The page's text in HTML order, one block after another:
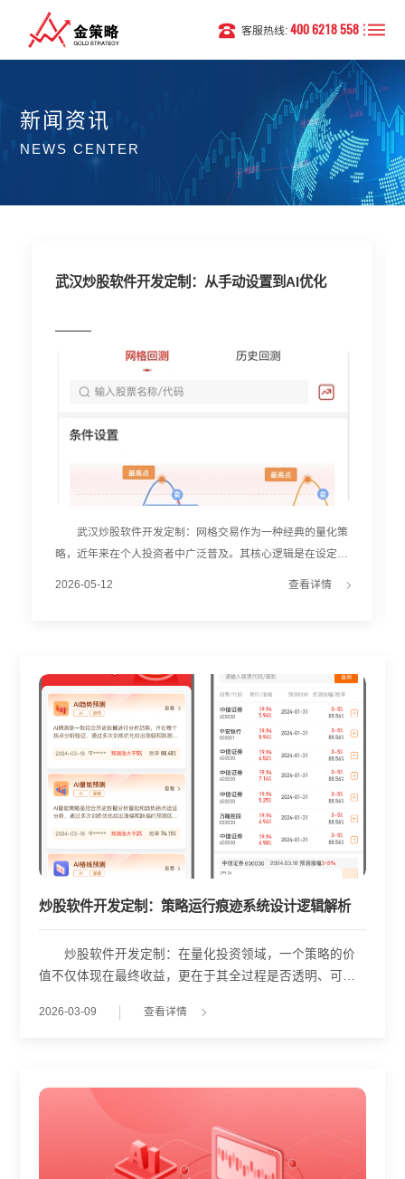
客服热线: 400 6218 558
新闻资讯
NEWS CENTER
武汉炒股软件开发定制：从手动设置到AI优化
武汉炒股软件开发定制：网格交易作为一种经典的量化策
略，近年来在个人投资者中广泛普及。其核心逻辑是在设定价
枢，AI能推荐最优的网格间距与仓位分配，提升策略稳定性。
部分平台已实现“智能回测+参数推荐”一体化服务。用户
只需输入标的代码，系统即可自动完成过
2026-05-12 查看详情
炒股软件开发定制：策略运行痕迹系统设计逻辑解析
炒股软件开发定制：在量化投资领域，一个策略的价
值不仅体现在最终收益，更在于其全过程是否透明、可
抽象的交易逻辑转化为具象的操作留痕体系，为开发者与
年)”策略显示累计收益-27.54%，但胜率达32.34%，说明
其虽整体亏损，却具备一定捕捉机会
2026-03-09 查看详情